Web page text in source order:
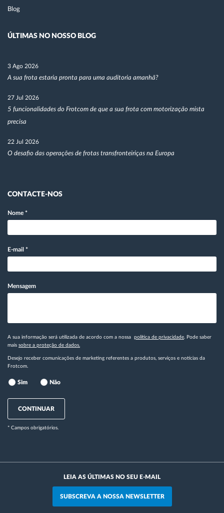
Blog
ÚLTIMAS NO NOSSO BLOG
3 Ago 2026
A sua frota estaria pronta para uma auditoria amanhã?
27 Jul 2026
5 funcionalidades do Frotcom de que a sua frota com motorização mista
precisa
22 Jul 2026
O desafio das operações de frotas transfronteiriças na Europa
CONTACTE-NOS
Nome *
E-mail *
Mensagem
A sua informação será utilizada de acordo com a nossa política de privacidade . Pode saber
mais sobre a proteção de dados.
Desejo receber comunicações de marketing referentes a produtos, serviços e notícias da
Frotcom.
Sim Não
CONTINUAR
* Campos obrigatórios.
LEIA AS ÚLTIMAS NO SEU E-MAIL
SUBSCREVA A NOSSA NEWSLETTER